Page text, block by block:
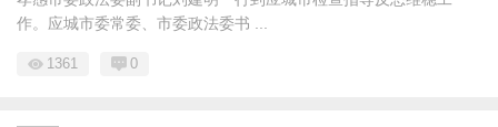
作。应城市委常委、市委政法委书 ...
1361 0